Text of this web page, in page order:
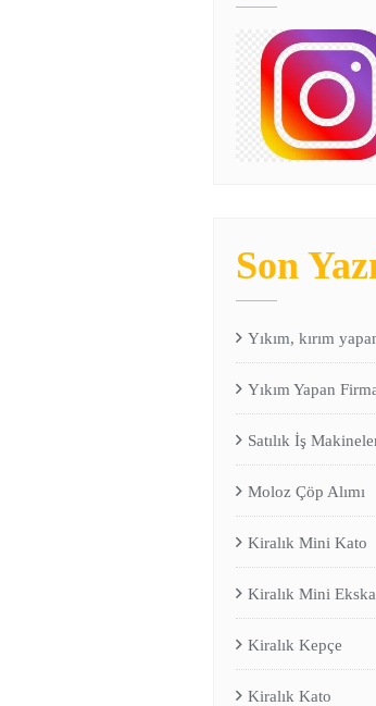
Son
Yıkım, kırım
Yıkım Yapan
Satılık İş
Moloz Çöp Alımı
Kiralık Mini Kato
Kiralık Mini
Kiralık Kepçe
Kiralık Kato